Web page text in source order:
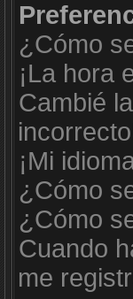
¿Cómo
¡La hora
Cambié
¡Mi
¿Cómo
¿Cómo
Cuando
me